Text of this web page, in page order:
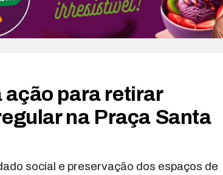
para retirar
na Praça Santa
social e preservação dos espaços de